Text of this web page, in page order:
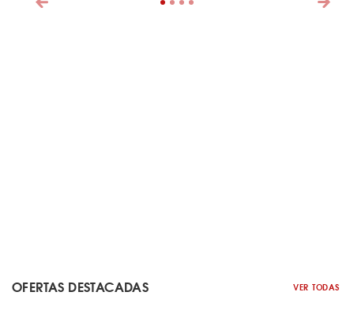
OFERTAS DESTACADAS VER TODAS